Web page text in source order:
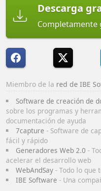
Descarga
Miembro de la red de IBE
Software de creación de
sobre los programas y
documentación de ayuda
7capture - Software de
fácil y rápido
Generadores Web 2.0 -
acelerar el desarrollo web
WebAndSay- Todo lo que
IBE Software - Una